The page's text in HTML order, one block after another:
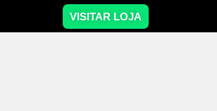
VISITAR LOJA